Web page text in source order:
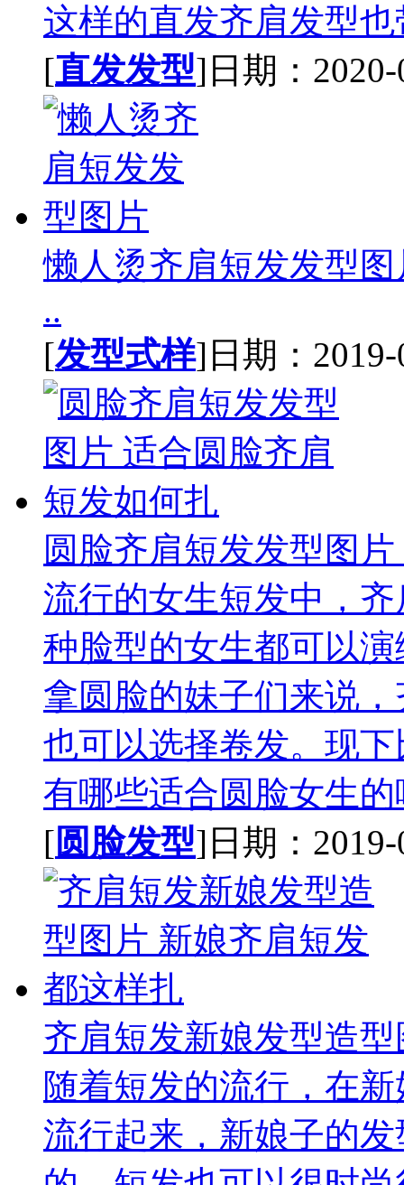
这样的直发齐肩发型
[直发发型]日期：2020-
懒人烫齐肩短发发型图
..
[发型式样]日期：2019-
圆脸齐肩短发发型图
流行的女生短发中，
种脸型的女生都可以
拿圆脸的妹子们来说
也可以选择卷发。现
有哪些适合圆脸女生的
[圆脸发型]日期：2019-
齐肩短发新娘发型造
随着短发的流行，在
流行起来，新娘子的